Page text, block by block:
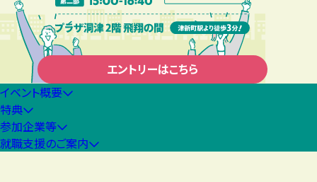
エントリーはこちら
イベント概要
特典
参加企業等
就職支援のご案内